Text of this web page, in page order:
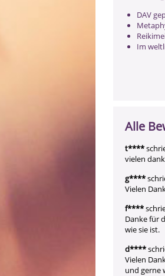
DAV
Im
Alle
t****
vielen
g****
Vielen
f****
Danke für
wie sie ist.
d****
Vielen
und gerne